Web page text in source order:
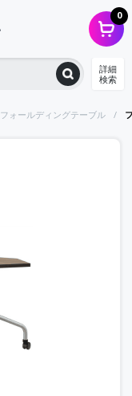
0
詳細
検索
フォールディングテーブル